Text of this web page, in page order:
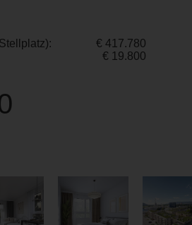
€ 417.780
€ 19.800